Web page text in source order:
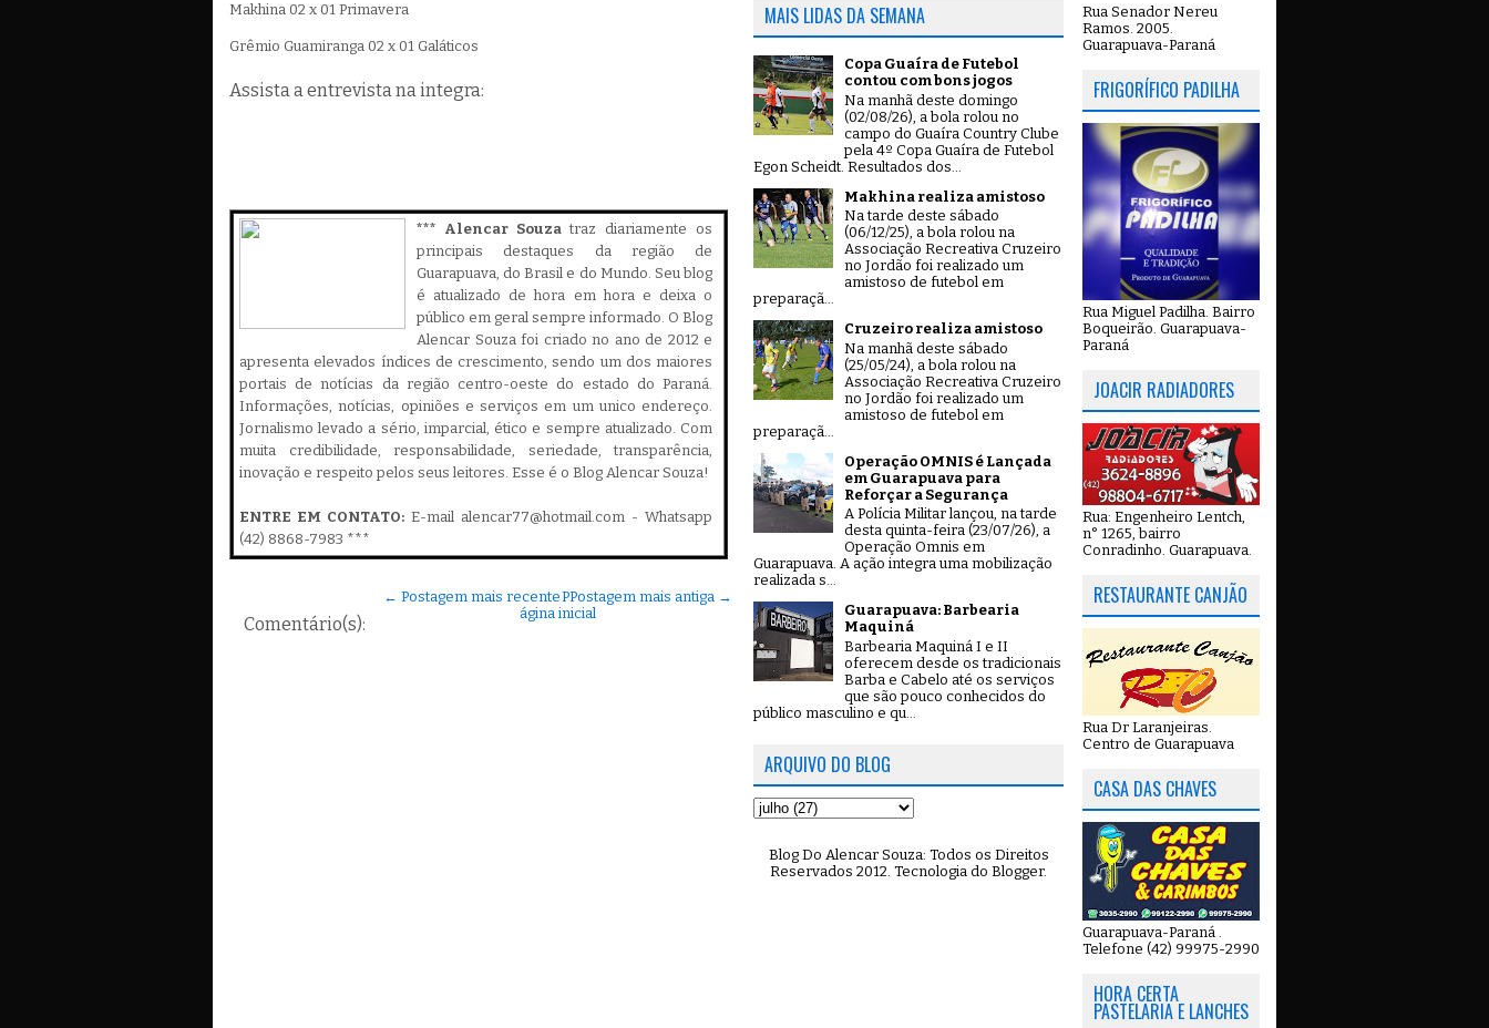
Makhina 02 x 01 Primavera
Grêmio Guamiranga 02 x 01 Galáticos
Assista a entrevista na integra:
*** Alencar Souza traz diariamente os
principais destaques da região de
Guarapuava, do Brasil e do Mundo. Seu blog
é atualizado de hora em hora e deixa o
público em geral sempre informado. O Blog
Alencar Souza foi criado no ano de 2012 e
apresenta elevados índices de crescimento, sendo um dos maiores
portais de notícias da região centro-oeste do estado do Paraná.
Informações, notícias, opiniões e serviços em um unico endereço.
Jornalismo levado a sério, imparcial, ético e sempre atualizado. Com
muita credibilidade, responsabilidade, seriedade, transparência,
inovação e respeito pelos seus leitores. Esse é o Blog Alencar Souza!
ENTRE EM CONTATO: E-mail alencar77@hotmail.com - Whatsapp
(42) 8868-7983 ***
Comentário(s):
← Postagem mais recente Postagem mais antiga →
P
ágina inicial
MAIS LIDAS DA SEMANA
Copa Guaíra de Futebol
contou com bons jogos
Na manhã deste domingo
(02/08/26), a bola rolou no
campo do Guaíra Country Clube
pela 4º Copa Guaíra de Futebol
Egon Scheidt. Resultados dos...
Makhina realiza amistoso
Na tarde deste sábado
(06/12/25), a bola rolou na
Associação Recreativa Cruzeiro
no Jordão foi realizado um
amistoso de futebol em
preparaçã...
Cruzeiro realiza amistoso
Na manhã deste sábado
(25/05/24), a bola rolou na
Associação Recreativa Cruzeiro
no Jordão foi realizado um
amistoso de futebol em
preparaçã...
Operação OMNIS é Lançada
em Guarapuava para
Reforçar a Segurança
A Polícia Militar lançou, na tarde
desta quinta-feira (23/07/26), a
Operação Omnis em
Guarapuava. A ação integra uma mobilização
realizada s...
Guarapuava: Barbearia
Maquiná
Barbearia Maquiná I e II
oferecem desde os tradicionais
Barba e Cabelo até os serviços
que são pouco conhecidos do
público masculino e qu...
ARQUIVO DO BLOG
Blog Do Alencar Souza: Todos os Direitos
Reservados 2012. Tecnologia do Blogger.
Rua Senador Nereu
Ramos. 2005.
Guarapuava-Paraná
FRIGORÍFICO PADILHA
Rua Miguel Padilha. Bairro
Boqueirão. Guarapuava-
Paraná
JOACIR RADIADORES
Rua: Engenheiro Lentch,
n° 1265, bairro
Conradinho. Guarapuava.
RESTAURANTE CANJÃO
Rua Dr Laranjeiras.
Centro de Guarapuava
CASA DAS CHAVES
Guarapuava-Paraná .
Telefone (42) 99975-2990
HORA CERTA
PASTELARIA E LANCHES